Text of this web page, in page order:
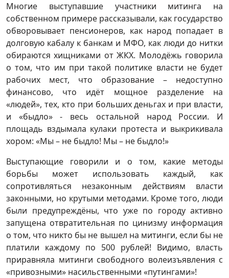
Многие выступавшие участники митинга на
собственном примере рассказывали, как государство
обворовывает пенсионеров, как народ попадает в
долговую кабалу к банкам и МФО, как люди до нитки
обираются хищниками от ЖКХ. Молодёжь говорила
о том, что им при такой политике власти не будет
рабочих мест, что образование – недоступно
финансово, что идёт мощное разделение на
«людей», тех, кто при больших деньгах и при власти,
и «быдло» - весь остальной народ России. И
площадь вздымала кулаки протеста и выкрикивала
хором: «Мы – не быдло! Мы – не быдло!»
Выступающие говорили и о том, какие методы
борьбы может использовать каждый, как
сопротивляться незаконным действиям власти
законными, но крутыми методами. Кроме того, люди
были предупреждёны, что уже по городу активно
запущена отвратительная по цинизму информация
о том, что никто бы не вышел на митинги, если бы не
платили каждому по 500 рублей! Видимо, власть
приравняла митинги свободного волеизъявления с
«привозными» насильственными «путингами»!